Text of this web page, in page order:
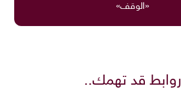
«الوقف»
روابط قد تهمك..